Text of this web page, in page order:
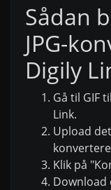
Sådan
JPG-
Digily
Gå til GIF
Link.
Upload
Klik på
Download